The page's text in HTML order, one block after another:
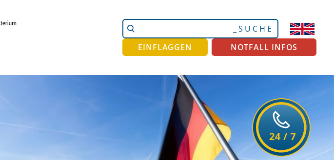
Website
durchsuchen
Erweiterte
Suche…
EINFLAGGEN
NOTFALL INFOS